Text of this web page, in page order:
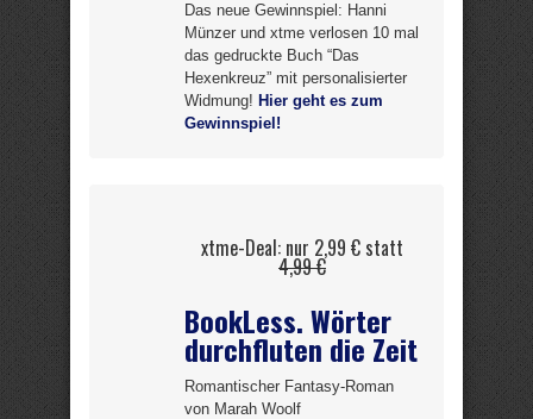
Das neue Gewinnspiel: Hanni
Münzer und xtme verlosen 10 mal
das gedruckte Buch “Das
Hexenkreuz” mit personalisierter
Widmung! Hier geht es zum
Gewinnspiel!
xtme-Deal: nur 2,99 € statt
4,99 €
BookLess. Wörter
durchfluten die Zeit
Romantischer Fantasy-Roman
von Marah Woolf